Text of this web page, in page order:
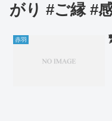
がり #ご縁 #
赤羽